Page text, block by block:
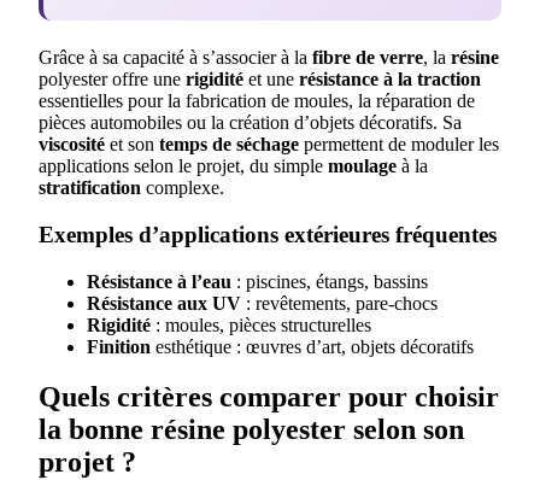
Grâce à sa capacité à s’associer à la fibre de verre, la résine
polyester offre une rigidité et une résistance à la traction
essentielles pour la fabrication de moules, la réparation de
pièces automobiles ou la création d’objets décoratifs. Sa
viscosité et son temps de séchage permettent de moduler les
applications selon le projet, du simple moulage à la
stratification complexe.
Exemples d’applications extérieures fréquentes
Résistance à l’eau : piscines, étangs, bassins
Résistance aux UV : revêtements, pare-chocs
Rigidité : moules, pièces structurelles
Finition esthétique : œuvres d’art, objets décoratifs
Quels critères comparer pour choisir
la bonne résine polyester selon son
projet ?